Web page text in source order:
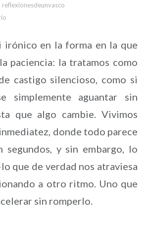
reflexionesdeunvasco
irónico en la forma en la que
paciencia: la tratamos como
castigo silencioso, como si
simplemente aguantar sin
que algo cambie. Vivimos
donde todo parece
segundos, y sin embargo, lo
que de verdad nos atraviesa
a otro ritmo. Uno que
sin romperlo.